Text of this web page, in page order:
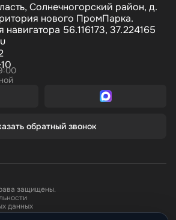
Солнечногорский район, д.
нового ПромПарка.
56.116173, 37.224165
обратный звонок
защищены.
данных